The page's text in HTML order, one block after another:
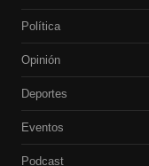
Política
Opinión
Deportes
Eventos
Podcast